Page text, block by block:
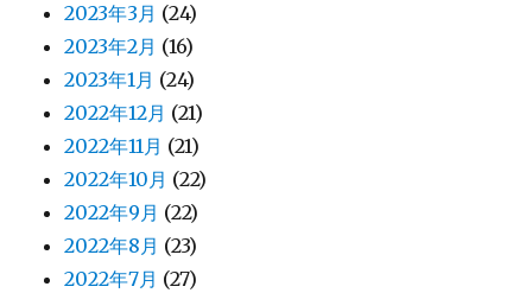
2023年3月 (24)
2023年2月 (16)
2023年1月 (24)
2022年12月 (21)
2022年11月 (21)
2022年10月 (22)
2022年9月 (22)
2022年8月 (23)
2022年7月 (27)